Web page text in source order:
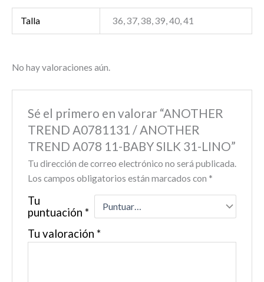
Talla 36, 37, 38, 39, 40, 41
No hay valoraciones aún.
Sé el primero en valorar “ANOTHER
TREND A0781131 / ANOTHER
TREND A078 11-BABY SILK 31-LINO”
Tu dirección de correo electrónico no será publicada.
Los campos obligatorios están marcados con *
Tu
puntuación *
Tu valoración *